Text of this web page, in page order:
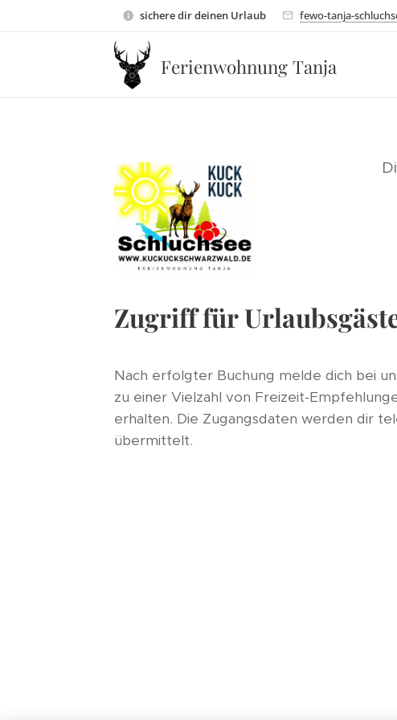
sichere dir deinen Urlaub fewo-tanja-
Ferienwohnung Tanja
Zugriff für
Nach erfolgter Buchung melde dich bei
zu einer Vielzahl von Freizeit-
erhalten. Die Zugangsdaten werden dir
übermittelt.